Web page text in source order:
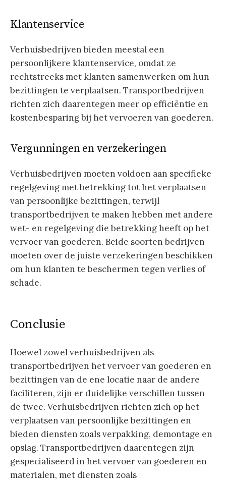
Klantenservice
Verhuisbedrijven bieden meestal een
persoonlijkere klantenservice, omdat ze
rechtstreeks met klanten samenwerken om hun
bezittingen te verplaatsen. Transportbedrijven
richten zich daarentegen meer op efficiëntie en
kostenbesparing bij het vervoeren van goederen.
Vergunningen en verzekeringen
Verhuisbedrijven moeten voldoen aan specifieke
regelgeving met betrekking tot het verplaatsen
van persoonlijke bezittingen, terwijl
transportbedrijven te maken hebben met andere
wet- en regelgeving die betrekking heeft op het
vervoer van goederen. Beide soorten bedrijven
moeten over de juiste verzekeringen beschikken
om hun klanten te beschermen tegen verlies of
schade.
Conclusie
Hoewel zowel verhuisbedrijven als
transportbedrijven het vervoer van goederen en
bezittingen van de ene locatie naar de andere
faciliteren, zijn er duidelijke verschillen tussen
de twee. Verhuisbedrijven richten zich op het
verplaatsen van persoonlijke bezittingen en
bieden diensten zoals verpakking, demontage en
opslag. Transportbedrijven daarentegen zijn
gespecialiseerd in het vervoer van goederen en
materialen, met diensten zoals